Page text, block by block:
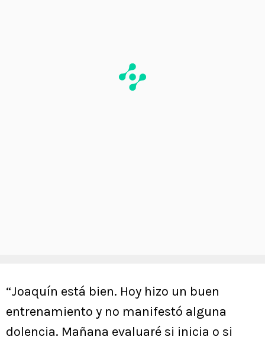
“Joaquín está bien. Hoy hizo un buen
entrenamiento y no manifestó alguna
dolencia. Mañana evaluaré si inicia o si